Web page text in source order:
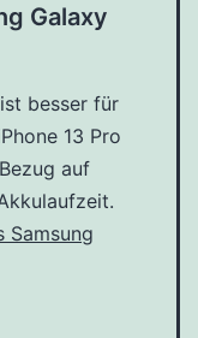
Galaxy
besser für
13 Pro
auf
Samsung